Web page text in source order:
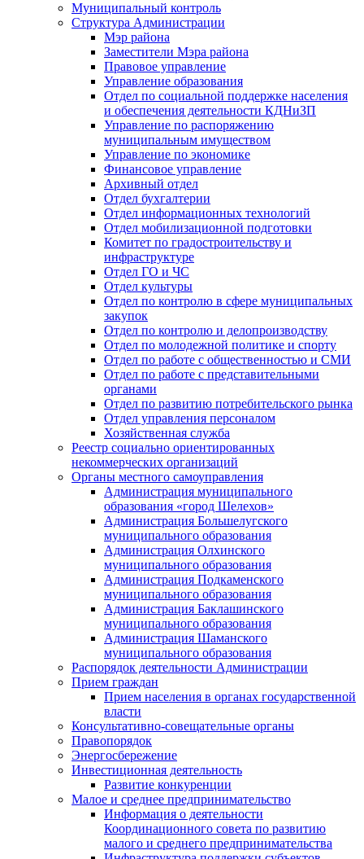
Муниципальный контроль
Структура Администрации
Мэр района
Заместители Мэра района
Правовое управление
Управление образования
Отдел по социальной поддержке населения
и обеспечения деятельности КДНиЗП
Управление по распоряжению
муниципальным имуществом
Управление по экономике
Финансовое управление
Архивный отдел
Отдел бухгалтерии
Отдел информационных технологий
Отдел мобилизационной подготовки
Комитет по градостроительству и
инфраструктуре
Отдел ГО и ЧС
Отдел культуры
Отдел по контролю в сфере муниципальных
закупок
Отдел по контролю и делопроизводству
Отдел по молодежной политике и спорту
Отдел по работе с общественностью и СМИ
Отдел по работе с представительными
органами
Отдел по развитию потребительского рынка
Отдел управления персоналом
Хозяйственная служба
Реестр социально ориентированных
некоммерческих организаций
Органы местного самоуправления
Администрация муниципального
образования «город Шелехов»
Администрация Большелугского
муниципального образования
Администрация Олхинского
муниципального образования
Администрация Подкаменского
муниципального образования
Администрация Баклашинского
муниципального образования
Администрация Шаманского
муниципального образования
Распорядок деятельности Администрации
Прием граждан
Прием населения в органах государственной
власти
Консультативно-совещательные органы
Правопорядок
Энергосбережение
Инвестиционная деятельность
Развитие конкуренции
Малое и среднее предпринимательство
Информация о деятельности
Координационного совета по развитию
малого и среднего предпринимательства